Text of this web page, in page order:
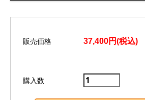
販売価格 37,400円(税込)
購入数